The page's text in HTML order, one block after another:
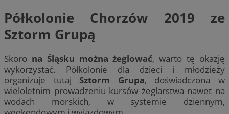
Półkolonie Chorzów 2019 ze
Sztorm Grupą
Skoro na Śląsku można żeglować, warto tę okazję
wykorzystać. Półkolonie dla dzieci i młodzieży
organizuje tutaj Sztorm Grupa, doświadczona w
wieloletnim prowadzeniu kursów żeglarstwa nawet na
wodach morskich, w systemie dziennym,